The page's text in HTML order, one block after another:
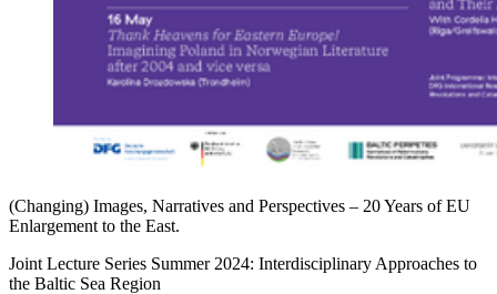
(Changing) Images, Narratives and Perspectives – 20 Years of EU
Enlargement to the East.
Joint Lecture Series Summer 2024: Interdisciplinary Approaches to
the Baltic Sea Region